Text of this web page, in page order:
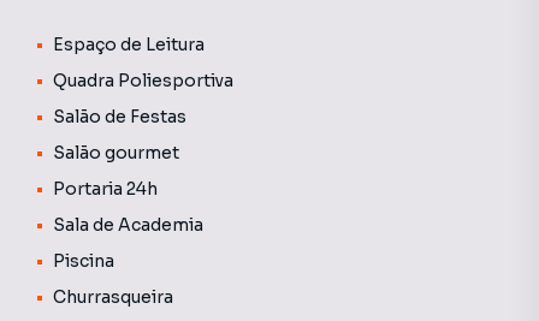
Espaço de Leitura
Quadra Poliesportiva
Salão de Festas
Salão gourmet
Portaria 24h
Sala de Academia
Piscina
Churrasqueira